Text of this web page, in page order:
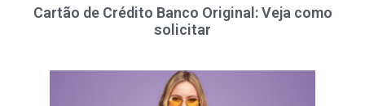
Cartão de Crédito Banco Original: Veja como
solicitar